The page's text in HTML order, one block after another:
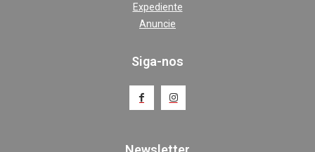
Expediente
Anuncie
Siga-nos